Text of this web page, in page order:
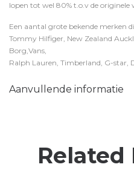
lopen tot wel 80% t.o.v de
Een aantal grote bekende merken
Tommy Hilfiger, New Zealand
Borg,Vans,
Ralph Lauren, Timberland, G-star,
Aanvullende informatie
Related